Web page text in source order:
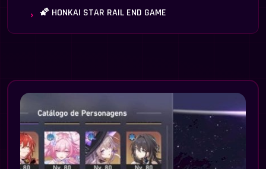
🌠 HONKAI STAR RAIL END GAME